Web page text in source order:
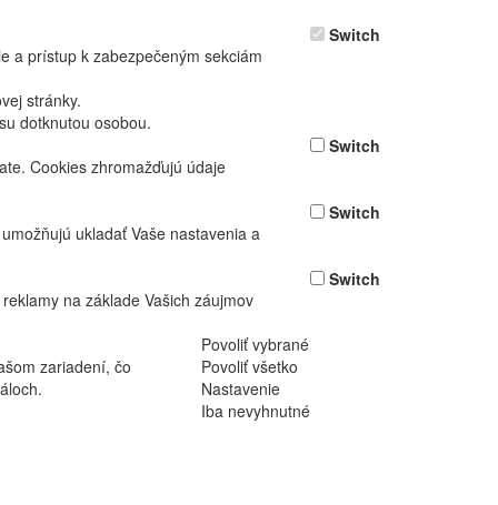
a prístup k zabezpečeným sekciám
stránky.
dotknutou osobou.
Switch
Cookies zhromažďujú údaje
Switch
ukladať Vaše nastavenia a
Switch
na základe Vašich záujmov
Switch
Povoliť vybrané
zariadení, čo
Povoliť všetko
Nastavenie
Iba nevyhnutné